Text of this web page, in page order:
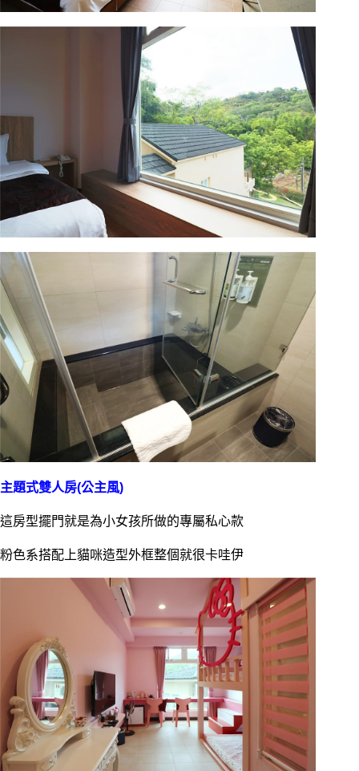
主題式雙人房(公主風)
這房型擺門就是為小女孩所做的專屬私心款
粉色系搭配上貓咪造型外框整個就很卡哇伊